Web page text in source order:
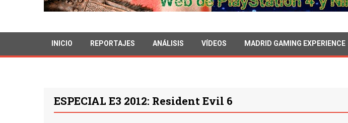
INICIO REPORTAJES ANÁLISIS VÍDEOS MADRID GAMING EXPERIENCE
ESPECIAL E3 2012: Resident Evil 6